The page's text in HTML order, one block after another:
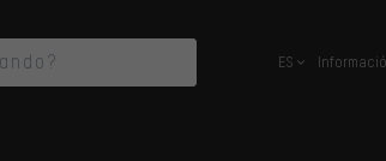
español
ES